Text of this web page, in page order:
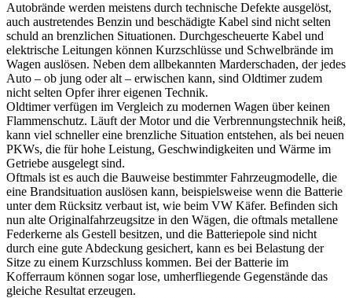
Autobrände werden meistens durch technische Defekte ausgelöst,
auch austretendes Benzin und beschädigte Kabel sind nicht selten
schuld an brenzlichen Situationen. Durchgescheuerte Kabel und
elektrische Leitungen können Kurzschlüsse und Schwelbrände im
Wagen auslösen. Neben dem allbekannten Marderschaden, der jedes
Auto – ob jung oder alt – erwischen kann, sind Oldtimer zudem
nicht selten Opfer ihrer eigenen Technik.
Oldtimer verfügen im Vergleich zu modernen Wagen über keinen
Flammenschutz. Läuft der Motor und die Verbrennungstechnik heiß,
kann viel schneller eine brenzliche Situation entstehen, als bei neuen
PKWs, die für hohe Leistung, Geschwindigkeiten und Wärme im
Getriebe ausgelegt sind.
Oftmals ist es auch die Bauweise bestimmter Fahrzeugmodelle, die
eine Brandsituation auslösen kann, beispielsweise wenn die Batterie
unter dem Rücksitz verbaut ist, wie beim VW Käfer. Befinden sich
nun alte Originalfahrzeugsitze in den Wägen, die oftmals metallene
Federkerne als Gestell besitzen, und die Batteriepole sind nicht
durch eine gute Abdeckung gesichert, kann es bei Belastung der
Sitze zu einem Kurzschluss kommen. Bei der Batterie im
Kofferraum können sogar lose, umherfliegende Gegenstände das
gleiche Resultat erzeugen.